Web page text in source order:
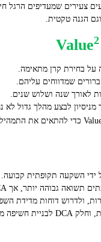
צעירים שמעדיפים הרגל
2
בחירת קרן מתאימה.
שמדווחים עליהם.
לאורך שנה ושלוש שנים.
לבצע מהלך גדול לא
ולדרוש דוחות מדידת